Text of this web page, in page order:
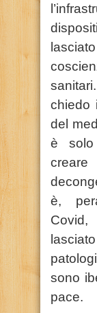
chiedo
del
è solo
creare
è,
sono
pace.